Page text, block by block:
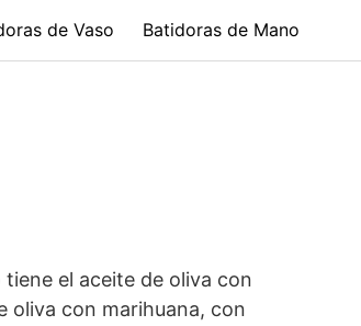
de Vaso Batidoras de Mano
el aceite de oliva con
oliva con marihuana, con